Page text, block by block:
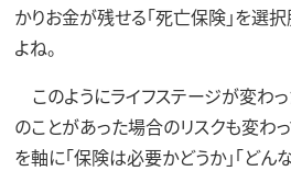
かりお金が残せる「死亡保険」を選
よね。
このようにライフステージが変わ
のことがあった場合のリスクも変わっ
を軸に「保険は必要かどうか」「どん